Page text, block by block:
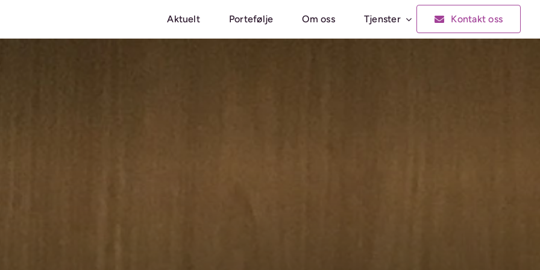
Aktuelt Portefølje Om oss Tjenster Kontakt oss